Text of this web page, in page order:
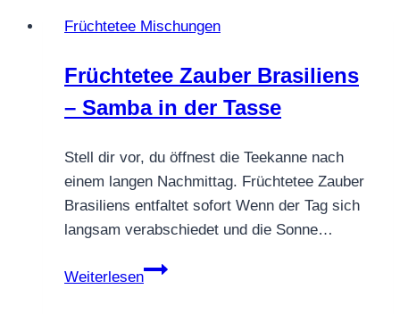
Duft
Mandeln
in
Tasse
Früchtetee Mischungen
Früchtetee Zauber Brasiliens
– Samba in der Tasse
Stell dir vor, du öffnest die Teekanne nach
einem langen Nachmittag. Früchtetee Zauber
Brasiliens entfaltet sofort Wenn der Tag sich
langsam verabschiedet und die Sonne…
Weiterlesen
Früchtetee